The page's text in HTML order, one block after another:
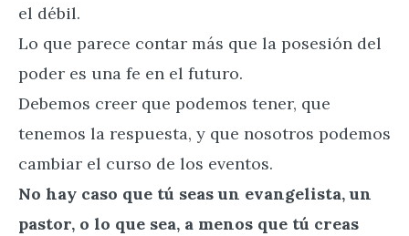
el débil.
Lo que parece contar más que la posesión del
poder es una fe en el futuro.
Debemos creer que podemos tener, que
tenemos la respuesta, y que nosotros podemos
cambiar el curso de los eventos.
No hay caso que tú seas un evangelista, un
pastor, o lo que sea, a menos que tú creas